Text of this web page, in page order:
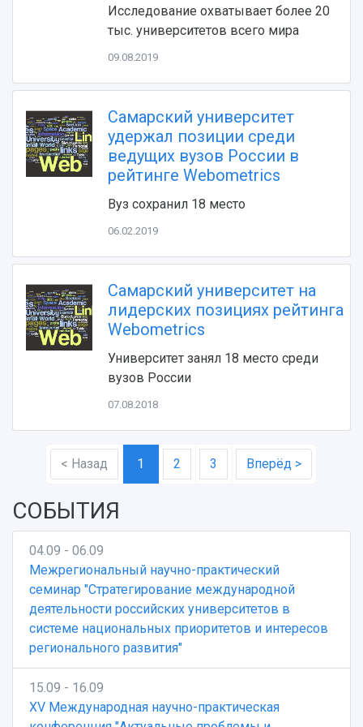
Устойчивое развитие
Музеи
Учебный аэродром
Центр истории авиационных двигателей
Ботанический сад
Умный дом бабочек
Международный межвузовский кампус
Официальные документы
Противодействие COVID-19
Журналы Самарского университета
Научные конференции
Отчеты о проведенных конференциях
Исследование охватывает более 20
тыс. университетов всего мира
09.08.2019
Самарский университет
удержал позиции среди
ведущих вузов России в
рейтинге Webometrics
Вуз сохранил 18 место
06.02.2019
Самарский университет на
лидерских позициях рейтинга
Webometrics
Университет занял 18 место среди
вузов России
07.08.2018
< Назад 1 2 3 Вперёд >
СОБЫТИЯ
04.09 - 06.09
Межрегиональный научно-практический
семинар "Стратегирование международной
деятельности российских университетов в
системе национальных приоритетов и интересов
регионального развития"
15.09 - 16.09
XV Международная научно-практическая